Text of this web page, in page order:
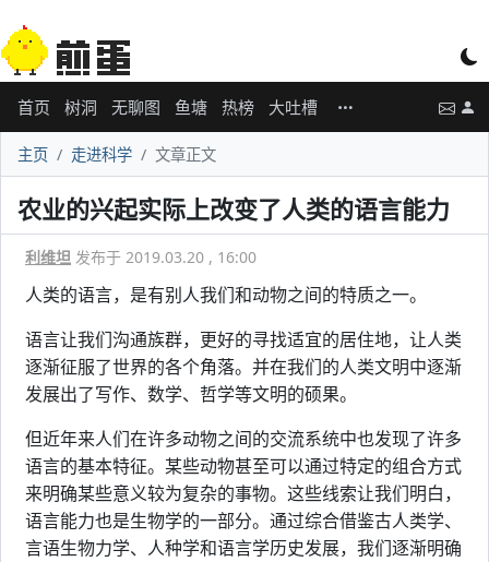
首页 树洞 无聊图 鱼塘 热榜 大吐槽
主页 走进科学 文章正文
农业的兴起实际上改变了人类的语言能力
利维坦 发布于 2019.03.20 , 16:00
人类的语言，是有别人我们和动物之间的特质之一。
语言让我们沟通族群，更好的寻找适宜的居住地，让人类
逐渐征服了世界的各个角落。并在我们的人类文明中逐渐
发展出了写作、数学、哲学等文明的硕果。
但近年来人们在许多动物之间的交流系统中也发现了许多
语言的基本特征。某些动物甚至可以通过特定的组合方式
来明确某些意义较为复杂的事物。这些线索让我们明白，
语言能力也是生物学的一部分。通过综合借鉴古人类学、
言语生物力学、人种学和语言学历史发展，我们逐渐明确